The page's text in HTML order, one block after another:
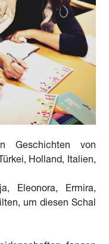
Geschichten von
Holland, Italien,
Eleonora, Ermira,
um diesen Schal